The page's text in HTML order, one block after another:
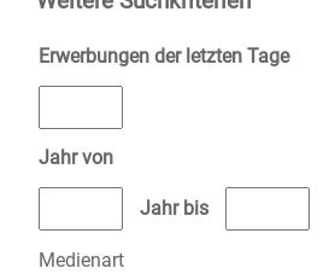
Erwerbungen der letzten Tage
Jahr von
Medien anzeigen, die nach dem
Jahr bis
Medienart